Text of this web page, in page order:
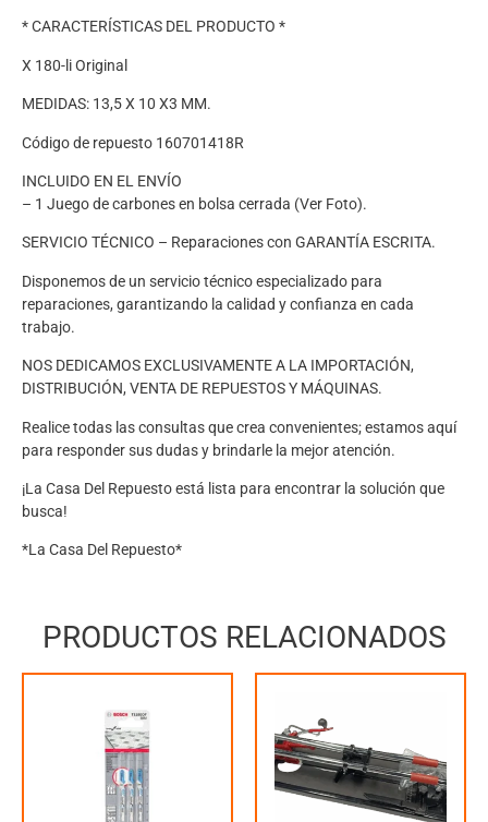
* CARACTERÍSTICAS DEL PRODUCTO *
X 180-li Original
MEDIDAS: 13,5 X 10 X3 MM.
Código de repuesto 160701418R
INCLUIDO EN EL ENVÍO
– 1 Juego de carbones en bolsa cerrada (Ver Foto).
SERVICIO TÉCNICO – Reparaciones con GARANTÍA ESCRITA.
Disponemos de un servicio técnico especializado para
reparaciones, garantizando la calidad y confianza en cada
trabajo.
NOS DEDICAMOS EXCLUSIVAMENTE A LA IMPORTACIÓN,
DISTRIBUCIÓN, VENTA DE REPUESTOS Y MÁQUINAS.
Realice todas las consultas que crea convenientes; estamos aquí
para responder sus dudas y brindarle la mejor atención.
¡La Casa Del Repuesto está lista para encontrar la solución que
busca!
*La Casa Del Repuesto*
PRODUCTOS RELACIONADOS